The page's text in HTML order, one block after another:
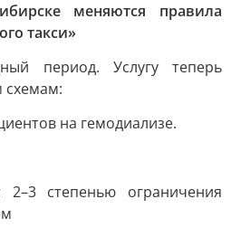
меняются правила
такси»
период. Услугу теперь
схемам:
на гемодиализе.
степенью ограничения